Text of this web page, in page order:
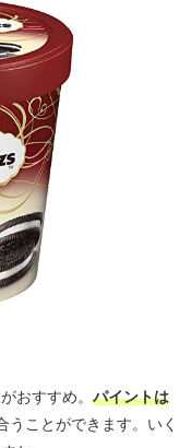
おすすめ。 パイントは
うことができます。いく